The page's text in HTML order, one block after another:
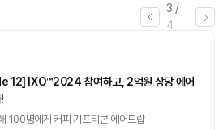
3 /
4
12] IXO™2024 참여하고, 2억원 상당 에어
100명에게 커피 기프티콘 에어드랍